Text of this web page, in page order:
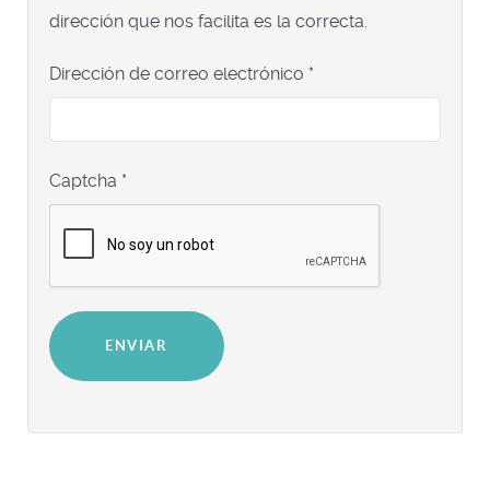
dirección que nos facilita es la correcta.
Dirección de correo electrónico *
Captcha *
ENVIAR